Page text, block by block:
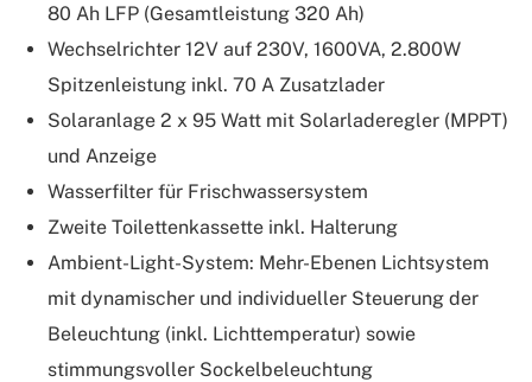
80 Ah LFP (Gesamtleistung 320 Ah)
Wechselrichter 12V auf 230V, 1600VA, 2.800W
Spitzenleistung inkl. 70 A Zusatzlader
Solaranlage 2 x 95 Watt mit Solarladeregler (MPPT)
und Anzeige
Wasserfilter für Frischwassersystem
Zweite Toilettenkassette inkl. Halterung
Ambient-Light-System: Mehr-Ebenen Lichtsystem
mit dynamischer und individueller Steuerung der
Beleuchtung (inkl. Lichttemperatur) sowie
stimmungsvoller Sockelbeleuchtung